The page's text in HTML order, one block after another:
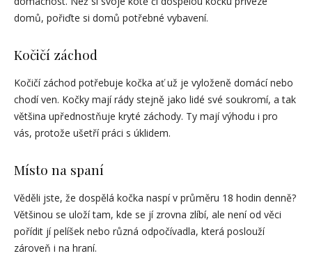
domů, pořiďte si domů potřebné vybavení.
Kočičí záchod
Kočičí záchod potřebuje kočka ať už je vyloženě domácí nebo
chodí ven. Kočky mají rády stejně jako lidé své soukromí, a tak
většina upřednostňuje kryté záchody. Ty mají výhodu i pro
vás, protože ušetří práci s úklidem.
Místo na spaní
Věděli jste, že dospělá kočka naspí v průměru 18 hodin denně?
Většinou se uloží tam, kde se jí zrovna zlíbí, ale není od věci
pořídit jí pelíšek nebo různá odpočívadla, která poslouží
zároveň i na hraní.